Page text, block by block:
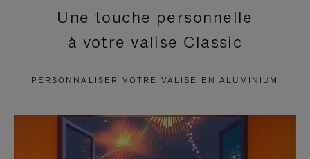
EN
PAUSE,
APPUYEZ
POUR
VIDÉO
EST
DÉSACTIVÉ.
CLIQUER
POUR
Une touche personnelle
à votre valise Classic
PERSONNALISER VOTRE VALISE EN ALUMINIUM